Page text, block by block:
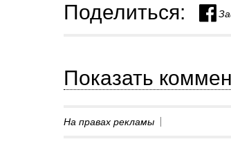
Поделиться:
Показать
На правах рекламы